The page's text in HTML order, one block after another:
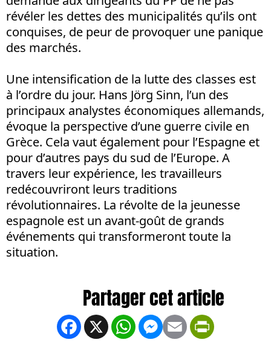
révéler les dettes des municipalités qu’ils ont
conquises, de peur de provoquer une panique
des marchés.
Une intensification de la lutte des classes est
à l’ordre du jour. Hans Jörg Sinn, l’un des
principaux analystes économiques allemands,
évoque la perspective d’une guerre civile en
Grèce. Cela vaut également pour l’Espagne et
pour d’autres pays du sud de l’Europe. A
travers leur expérience, les travailleurs
redécouvriront leurs traditions
révolutionnaires. La révolte de la jeunesse
espagnole est un avant-goût de grands
événements qui transformeront toute la
situation.
Facebook
X WhatsApp
Messenger
Email